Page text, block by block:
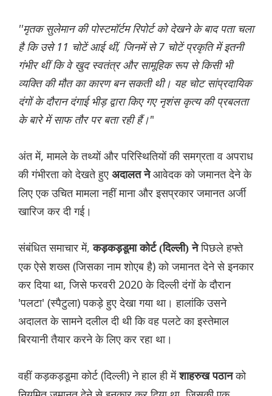
''मृतक सुलेमान की पोस्टमॉर्टम रिपोर्ट को देखने के बाद पता चला
है कि उसे 11 चोटें आई थीं, जिनमें से 7 चोटें प्रकृति में इतनी
गंभीर थीं कि वे खुद स्वतंत्र और सामूहिक रूप से किसी भी
व्यक्ति की मौत का कारण बन सकती थी। यह चोट सांप्रदायिक
दंगों के दौरान दंगाई भीड़ द्वारा किए गए नृशंस कृत्य की प्रबलता
के बारे में साफ तौर पर बता रही हैं।''
अंत में, मामले के तथ्यों और परिस्थितियों की समग्रता व अपराध
की गंभीरता को देखते हुए अदालत नेआवेदक को जमानत देने के
लिए एक उचित मामला नहीं माना और इसप्रकार जमानत अर्जी
खारिज कर दी गई।
संबंधित समाचार में,कड़कड़डूमा कोर्ट (दिल्ली) नेपिछले हफ्ते
एक ऐसे शख्स (जिसका नाम शोएब है) को जमानत देने से इनकार
कर दिया था, जिसे फरवरी 2020 के दिल्ली दंगों के दौरान
'पलटा' (स्पैटुला) पकड़े हुए देखा गया था। हालांकि उसने
अदालत के सामने दलील दी थी कि वह पलटे का इस्तेमाल
बिरयानी तैयार करने के लिए कर रहा था।
वहीं कड़कड़डूमा कोर्ट (दिल्ली) ने हाल ही मेंशाहरुख पठानको